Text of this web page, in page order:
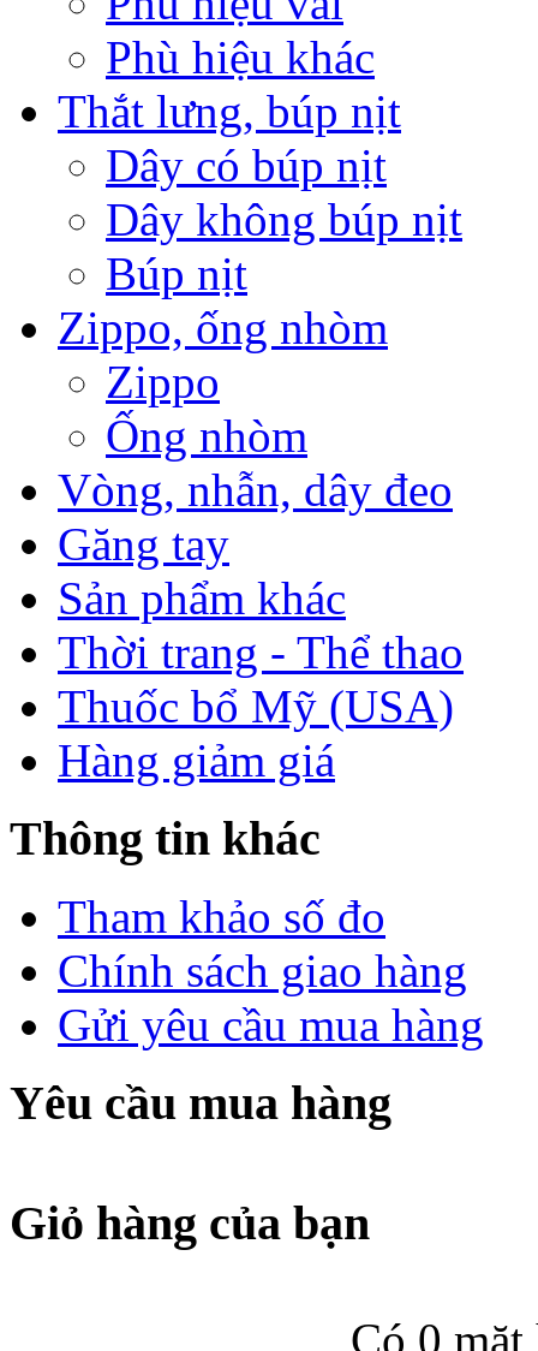
Phù hiệu khác
Thắt lưng, búp nịt
Dây có búp nịt
Dây không búp nịt
Búp nịt
Zippo, ống nhòm
Zippo
Ống nhòm
Vòng, nhẫn, dây đeo
Găng tay
Sản phẩm khác
Thời trang - Thể thao
Thuốc bổ Mỹ (USA)
Hàng giảm giá
Thông tin khác
Tham khảo số đo
Chính sách giao hàng
Gửi yêu cầu mua hàng
Yêu cầu mua hàng
Giỏ hàng của bạn
Có 0